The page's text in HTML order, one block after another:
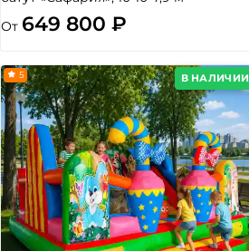
От 649 800 ₽
В НАЛИЧИИ
5